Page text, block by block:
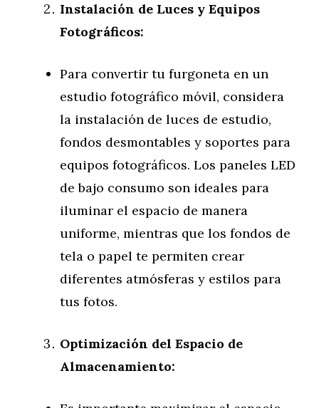
Instalación de Luces y Equipos
Fotográficos:
Para convertir tu furgoneta en un
estudio fotográfico móvil, considera
la instalación de luces de estudio,
fondos desmontables y soportes para
equipos fotográficos. Los paneles LED
de bajo consumo son ideales para
iluminar el espacio de manera
uniforme, mientras que los fondos de
tela o papel te permiten crear
diferentes atmósferas y estilos para
tus fotos.
Optimización del Espacio de
Almacenamiento: